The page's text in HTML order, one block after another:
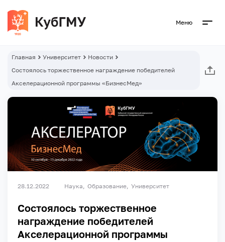
Меню
Главная Университет
Новости
Состоялось торжественное награждение победителей
Акселерационной программы «БизнесМед»
28.12.2022 Наука Образование Университет
Состоялось торжественное
награждение победителей
Акселерационной программы